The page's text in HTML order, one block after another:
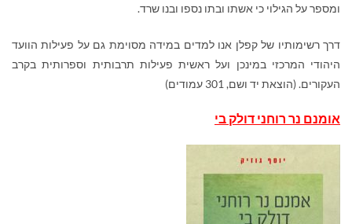
ומספר על הגילוי כי אשתו ובתו נספו ובנו שרד.
דרך רשימותיו של קפלן אנו למדים במידה מסוימת גם על פעילות הוועד
היהודי המרכזי במינכן ועל ראשית פעילות תרבותית וספרותית בקרב
העקורים. (הוצאת יד ושם, 301 עמודים)
אומנם נר רוחני דולק בי